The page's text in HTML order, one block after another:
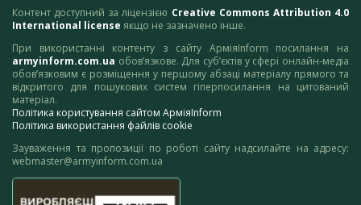
Контент доступний за ліцензією Creative Commons Attribution 4.0
International license якщо не зазначено інше.
При використанні контенту з сайту АрміяInform посилання на
armyinform.com.ua обов’язкове. Для суб’єктів у сфері онлайн-медіа
обов’язковим є розміщення у першому абзаці матеріалу прямого та
відкритого для пошукових систем гіперпосилання на цитований
матеріал.
Політика користування сайтом АрміяInform
Політика використання файлів cookie
Зауваження та пропозиції по роботі сайту надсилайте на адресу:
webmaster@armyinform.com.ua